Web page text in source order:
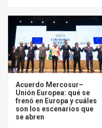
Acuerdo Mercosur–
Unión Europea: qué se
frenó en Europa y cuáles
son los escenarios que
se abren